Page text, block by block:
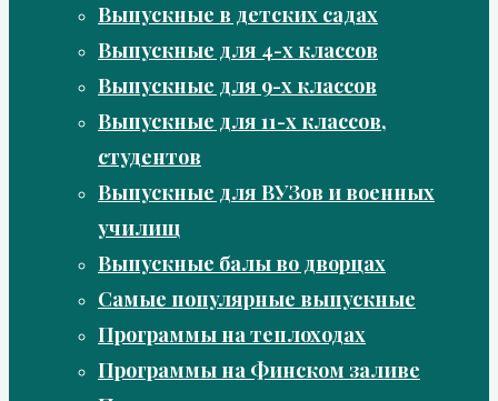
Выпускные в детских садах
Выпускные для 4-х классов
Выпускные для 9-х классов
Выпускные для 11-х классов,
студентов
Выпускные для ВУЗов и военных
училищ
Выпускные балы во дворцах
Самые популярные выпускные
Программы на теплоходах
Программы на Финском заливе